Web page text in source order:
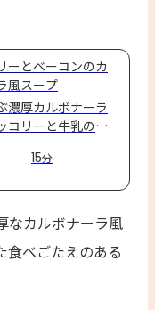
ーとベーコンのカ
風スープ
濃厚カルボナーラ
コリーと牛乳の栄
15分
なカルボナーラ風
食べごたえのある